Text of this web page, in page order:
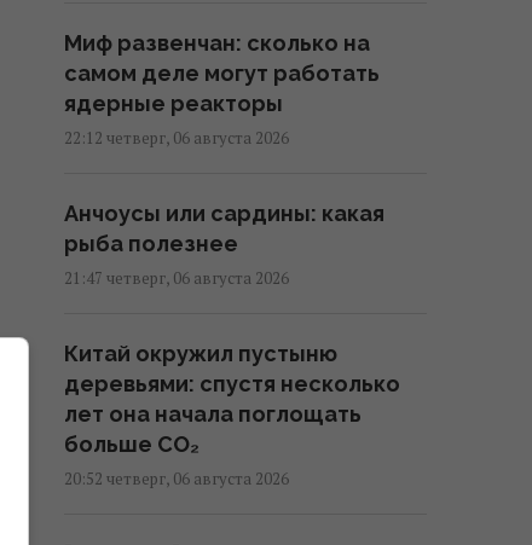
Миф развенчан: сколько на
самом деле могут работать
ядерные реакторы
22:12 четверг, 06 августа 2026
Анчоусы или сардины: какая
рыба полезнее
21:47 четверг, 06 августа 2026
Китай окружил пустыню
деревьями: спустя несколько
лет она начала поглощать
больше CO₂
20:52 четверг, 06 августа 2026